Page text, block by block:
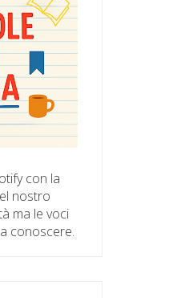
con la
nostro
ma le voci
conoscere.